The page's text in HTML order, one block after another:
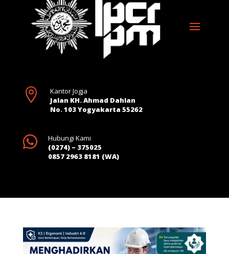

Kantor Jogja
Jalan KH. Ahmad Dahlan
No. 103 Yogyakarta 55262

Hubungi Kami
(0274) – 375025
0857 2963 8181 (WA)